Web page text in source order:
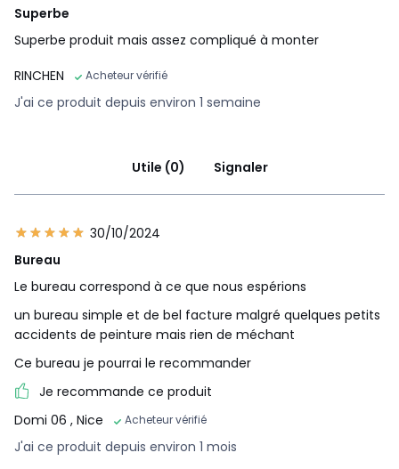
Superbe
Superbe produit mais assez compliqué à monter
RINCHEN
Acheteur vérifié
J'ai ce produit depuis environ 1 semaine
Utile (0) Signaler
30/10/2024
Bureau
Le bureau correspond à ce que nous espérions
un bureau simple et de bel facture malgré quelques petits
accidents de peinture mais rien de méchant
Ce bureau je pourrai le recommander
Je recommande ce produit
Domi 06 , Nice Acheteur vérifié
J'ai ce produit depuis environ 1 mois